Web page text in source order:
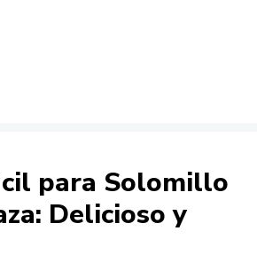
para Solomillo
Delicioso y